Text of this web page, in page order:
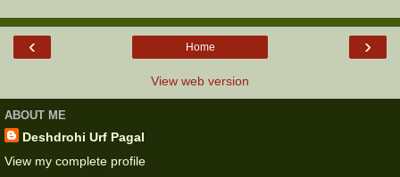
‹ ›
Home
View web version
ABOUT ME
Deshdrohi Urf Pagal
View my complete profile